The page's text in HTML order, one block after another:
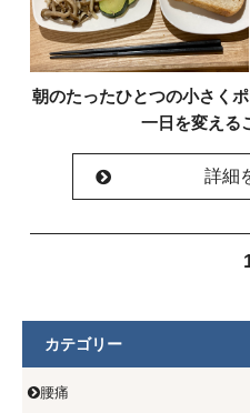
朝のたったひとつの小さく
一日を変える
詳細
カテゴリー
腰痛